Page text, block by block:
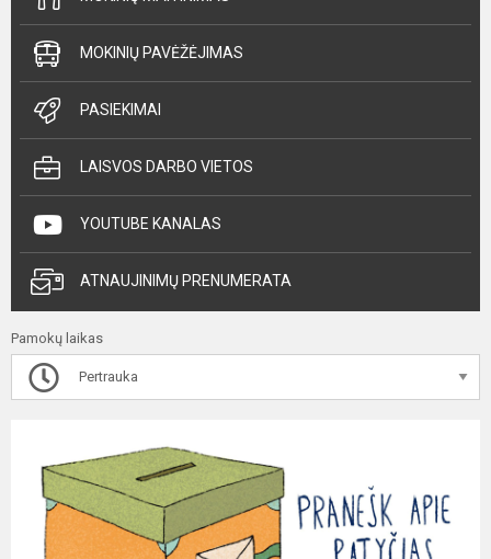
MOKINIŲ PAVĖŽĖJIMAS
PASIEKIMAI
LAISVOS DARBO VIETOS
YOUTUBE KANALAS
ATNAUJINIMŲ PRENUMERATA
Pamokų laikas
Pertrauka